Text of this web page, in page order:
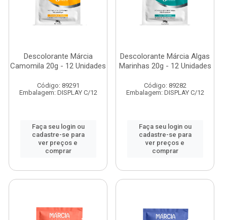
Descolorante Márcia
Camomila 20g - 12 Unidades
Código: 89291
Embalagem: DISPLAY C/12
Faça seu login ou
cadastre-se para
ver preços e
comprar
Descolorante Márcia Algas
Marinhas 20g - 12 Unidades
Código: 89282
Embalagem: DISPLAY C/12
Faça seu login ou
cadastre-se para
ver preços e
comprar